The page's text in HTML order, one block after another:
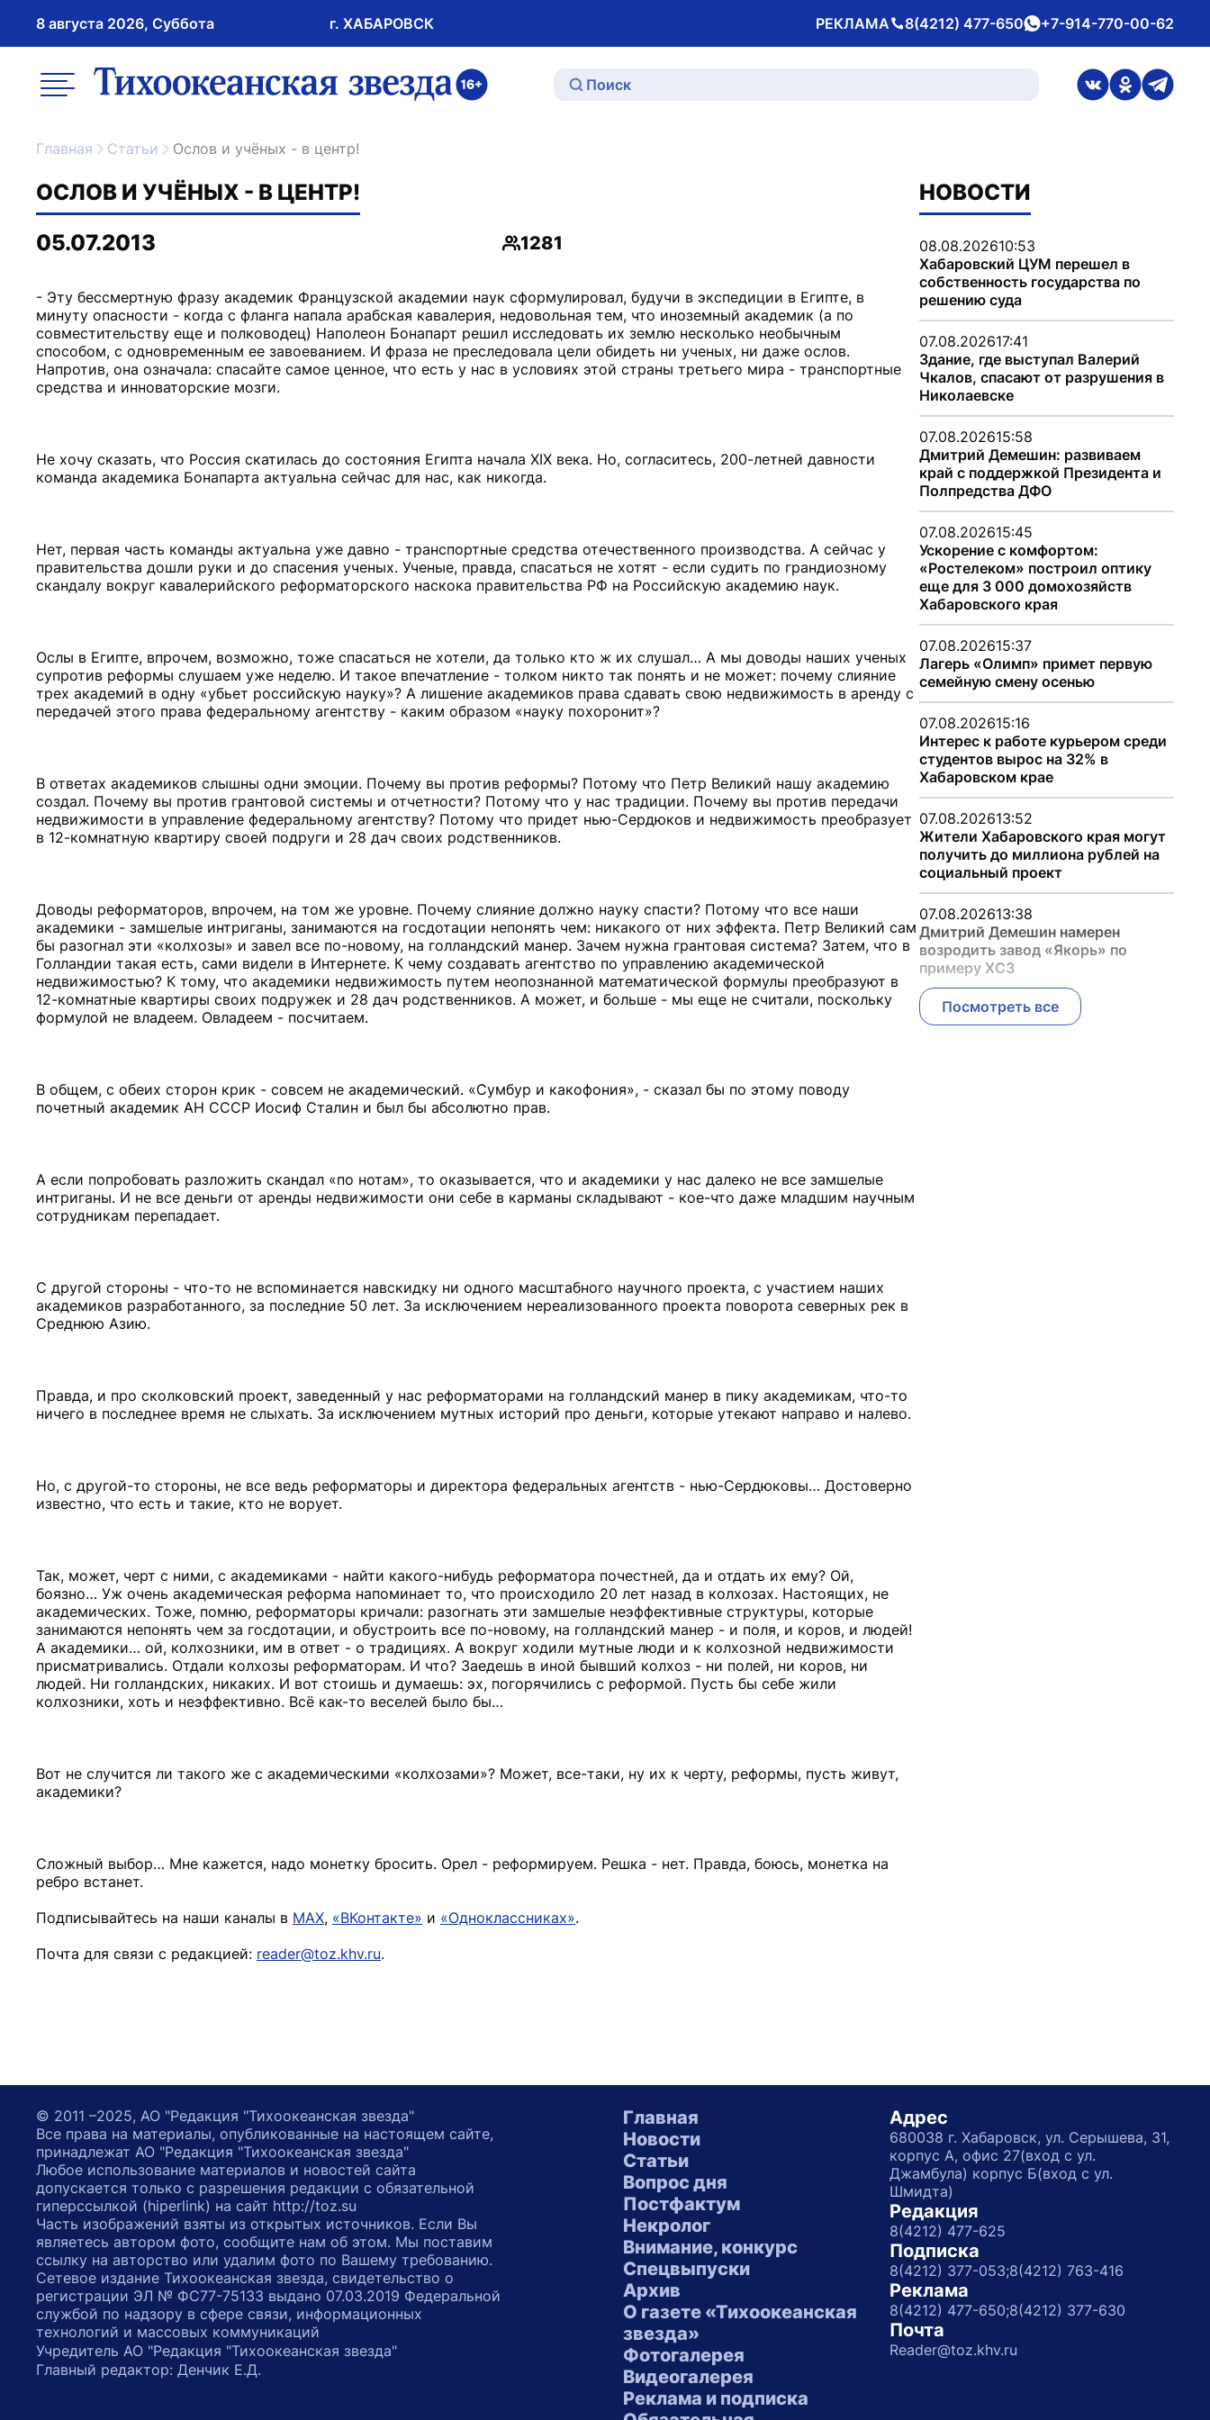
8 августа 2026, Суббота г. ХАБАРОВСК РЕКЛАМА
Телефон 8(4212) 477-650whatsApp
+7-914-770-00-62
меню ссылка на главную
ссылка на
ссылка на
Главная Статьи Ослов и учёных - в центр!
ОСЛОВ И УЧЁНЫХ - В ЦЕНТР!
05.07.2013
Просмотры
1281
- Эту бессмертную фразу академик Французской академии наук сформулировал, будучи в экспедиции в Египте, в
минуту опасности - когда с фланга напала арабская кавалерия, недовольная тем, что иноземный академик (а по
совместительству еще и полководец) Наполеон Бонапарт решил исследовать их землю несколько необычным
способом, с одновременным ее завоеванием. И фраза не преследовала цели обидеть ни ученых, ни даже ослов.
Напротив, она означала: спасайте самое ценное, что есть у нас в условиях этой страны третьего мира - транспортные
средства и инноваторские мозги.
Не хочу сказать, что Россия скатилась до состояния Египта начала XIX века. Но, согласитесь, 200-летней давности
команда академика Бонапарта актуальна сейчас для нас, как никогда.
Нет, первая часть команды актуальна уже давно - транспортные средства отечественного производства. А сейчас у
правительства дошли руки и до спасения ученых. Ученые, правда, спасаться не хотят - если судить по грандиозному
скандалу вокруг кавалерийского реформаторского наскока правительства РФ на Российскую академию наук.
Ослы в Египте, впрочем, возможно, тоже спасаться не хотели, да только кто ж их слушал… А мы доводы наших ученых
супротив реформы слушаем уже неделю. И такое впечатление - толком никто так понять и не может: почему слияние
трех академий в одну «убьет российскую науку»? А лишение академиков права сдавать свою недвижимость в аренду с
передачей этого права федеральному агентству - каким образом «науку похоронит»?
В ответах академиков слышны одни эмоции. Почему вы против реформы? Потому что Петр Великий нашу академию
создал. Почему вы против грантовой системы и отчетности? Потому что у нас традиции. Почему вы против передачи
недвижимости в управление федеральному агентству? Потому что придет нью-Сердюков и недвижимость преобразует
в 12-комнатную квартиру своей подруги и 28 дач своих родственников.
Доводы реформаторов, впрочем, на том же уровне. Почему слияние должно науку спасти? Потому что все наши
академики - замшелые интриганы, занимаются на госдотации непонять чем: никакого от них эффекта. Петр Великий сам
бы разогнал эти «колхозы» и завел все по-новому, на голландский манер. Зачем нужна грантовая система? Затем, что в
Голландии такая есть, сами видели в Интернете. К чему создавать агентство по управлению академической
недвижимостью? К тому, что академики недвижимость путем неопознанной математической формулы преобразуют в
12-комнатные квартиры своих подружек и 28 дач родственников. А может, и больше - мы еще не считали, поскольку
формулой не владеем. Овладеем - посчитаем.
В общем, с обеих сторон крик - совсем не академический. «Сумбур и какофония», - сказал бы по этому поводу
почетный академик АН СССР Иосиф Сталин и был бы абсолютно прав.
А если попробовать разложить скандал «по нотам», то оказывается, что и академики у нас далеко не все замшелые
интриганы. И не все деньги от аренды недвижимости они себе в карманы складывают - кое-что даже младшим научным
сотрудникам перепадает.
С другой стороны - что-то не вспоминается навскидку ни одного масштабного научного проекта, с участием наших
академиков разработанного, за последние 50 лет. За исключением нереализованного проекта поворота северных рек в
Среднюю Азию.
Правда, и про сколковский проект, заведенный у нас реформаторами на голландский манер в пику академикам, что-то
ничего в последнее время не слыхать. За исключением мутных историй про деньги, которые утекают направо и налево.
Но, с другой-то стороны, не все ведь реформаторы и директора федеральных агентств - нью-Сердюковы… Достоверно
известно, что есть и такие, кто не ворует.
Так, может, черт с ними, с академиками - найти какого-нибудь реформатора почестней, да и отдать их ему? Ой,
боязно… Уж очень академическая реформа напоминает то, что происходило 20 лет назад в колхозах. Настоящих, не
академических. Тоже, помню, реформаторы кричали: разогнать эти замшелые неэффективные структуры, которые
занимаются непонять чем за госдотации, и обустроить все по-новому, на голландский манер - и поля, и коров, и людей!
А академики… ой, колхозники, им в ответ - о традициях. А вокруг ходили мутные люди и к колхозной недвижимости
присматривались. Отдали колхозы реформаторам. И что? Заедешь в иной бывший колхоз - ни полей, ни коров, ни
людей. Ни голландских, никаких. И вот стоишь и думаешь: эх, погорячились с реформой. Пусть бы себе жили
колхозники, хоть и неэффективно. Всё как-то веселей было бы…
Вот не случится ли такого же с академическими «колхозами»? Может, все-таки, ну их к черту, реформы, пусть живут,
академики?
Сложный выбор… Мне кажется, надо монетку бросить. Орел - реформируем. Решка - нет. Правда, боюсь, монетка на
ребро встанет.
Подписывайтесь на наши каналы в MAX, «ВКонтакте» и «Одноклассниках».
Почта для связи с редакцией: reader@toz.khv.ru.
НОВОСТИ
08.08.202610:53
Хабаровский ЦУМ перешел в
собственность государства по
решению суда
07.08.202617:41
Здание, где выступал Валерий
Чкалов, спасают от разрушения в
Николаевске
07.08.202615:58
Дмитрий Демешин: развиваем
край с поддержкой Президента и
Полпредства ДФО
07.08.202615:45
Ускорение с комфортом:
«Ростелеком» построил оптику
еще для 3 000 домохозяйств
Хабаровского края
07.08.202615:37
Лагерь «Олимп» примет первую
семейную смену осенью
07.08.202615:16
Интерес к работе курьером среди
студентов вырос на 32% в
Хабаровском крае
07.08.202613:52
Жители Хабаровского края могут
получить до миллиона рублей на
социальный проект
07.08.202613:38
Дмитрий Демешин намерен
возродить завод «Якорь» по
примеру ХСЗ
Посмотреть все
Главная
Новости
Статьи
Вопрос дня
Постфактум
Некролог
Внимание, конкурс
Спецвыпуски
Архив
О газете «Тихоокеанская
звезда»
Фотогалерея
Видеогалерея
Реклама и подписка
Адрес
680038 г. Хабаровск, ул. Серышева, 31,
корпус А, офис 27(вход с ул.
Джамбула) корпус Б(вход с ул.
Шмидта)
Редакция
8(4212) 477-625
Подписка
8(4212) 377-053;8(4212) 763-416
Реклама
8(4212) 477-650;8(4212) 377-630
Почта
Reader@toz.khv.ru
© 2011 –2025, АО "Редакция "Тихоокеанская звезда"
Все права на материалы, опубликованные на настоящем сайте,
принадлежат АО "Редакция "Тихоокеанская звезда"
Любое использование материалов и новостей сайта
допускается только с разрешения редакции с обязательной
гиперссылкой (hiperlink) на сайт http://toz.su
Часть изображений взяты из открытых источников. Если Вы
являетесь автором фото, сообщите нам об этом. Мы поставим
ссылку на авторство или удалим фото по Вашему требованию.
Сетевое издание Тихоокеанская звезда, свидетельство о
регистрации ЭЛ № ФС77-75133 выдано 07.03.2019 Федеральной
службой по надзору в сфере связи, информационных
технологий и массовых коммуникаций
Учредитель АО "Редакция "Тихоокеанская звезда"
Главный редактор: Денчик Е.Д.